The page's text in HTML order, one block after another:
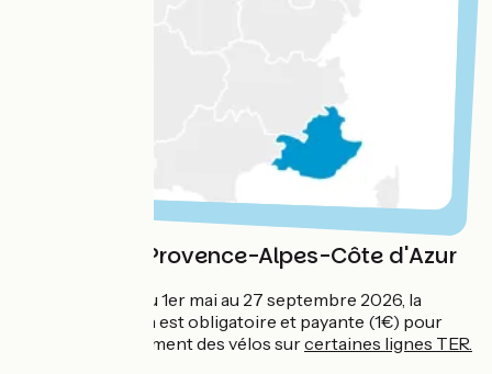
Région Sud Provence-Alpes-Côte d'Azur
: du 1er mai au 27 septembre 2026, la
réservation est obligatoire et payante (1€) pour
l’embarquement des vélos surcertaines lignes TER.